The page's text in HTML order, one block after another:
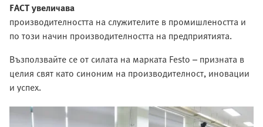
FACT увеличава
производителността на служителите в промишлеността и
по този начин производителността на предприятията.
Възползвайте се от силата на марката Festo – призната в
целия свят като синоним на производителност, иновации
и успех.